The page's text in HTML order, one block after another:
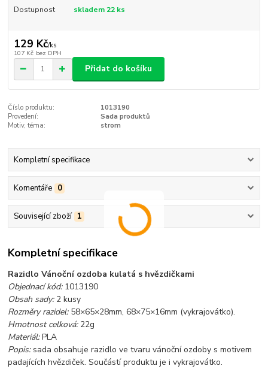
Dostupnost skladem 22 ks
129 Kč/ks
107 Kč bez DPH
Přidat do košíku
Číslo produktu:
1013190
Provedení:
Sada produktů
Motiv, téma:
strom
Kompletní specifikace
Komentáře 0
Související zboží 1
Kompletní specifikace
Razidlo Vánoční ozdoba kulatá s hvězdičkami
Objednací kód: 1013190
Obsah sady: 2 kusy
Rozměry razidel: 58×65×28mm, 68×75×16mm (vykrajovátko).
Hmotnost celková:22g
Materiál:PLA
Popis:sada obsahuje razidlo ve tvaru vánoční ozdoby s motivem
padajících hvězdiček. Součástí produktu je i vykrajovátko.